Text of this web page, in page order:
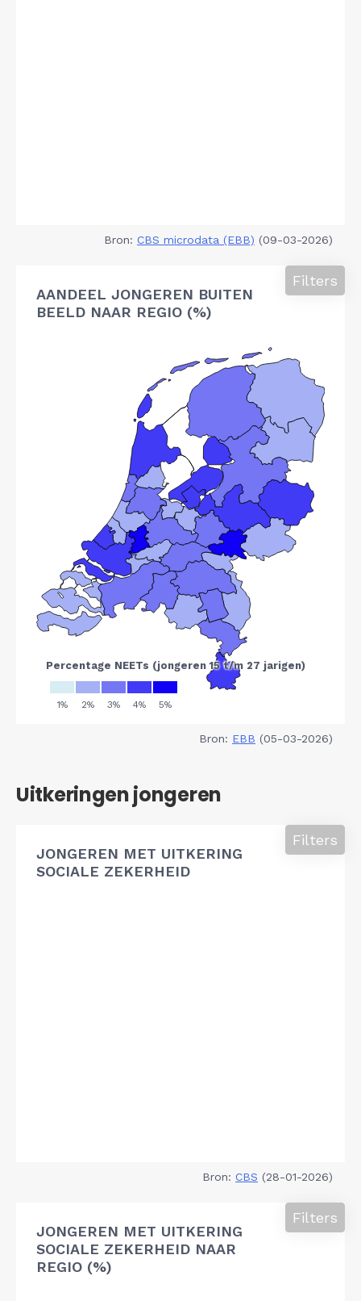
Bron: CBS microdata (EBB) (09-03-2026)
AANDEEL JONGEREN BUITEN
BEELD NAAR REGIO (%)
Filters
Bron: EBB (05-03-2026)
Uitkeringen jongeren
JONGEREN MET UITKERING
SOCIALE ZEKERHEID
Filters
Bron: CBS (28-01-2026)
JONGEREN MET UITKERING
SOCIALE ZEKERHEID NAAR
REGIO (%)
Filters